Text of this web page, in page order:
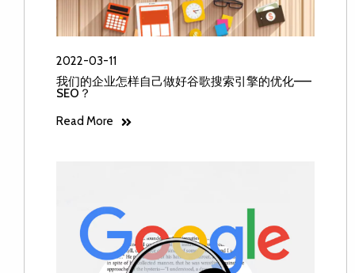
2022-03-11
我们的企业怎样自己做好谷歌搜索引擎的优化——
SEO？
Read More